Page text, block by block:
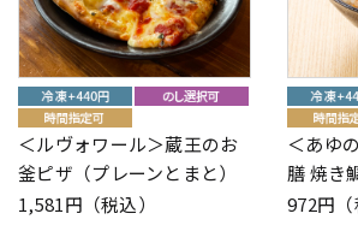
＜ルヴォワール＞蔵王のお
釜ピザ（プレーンとまと）
1,581円（税込）
＜あゆ
膳 焼き
972円（